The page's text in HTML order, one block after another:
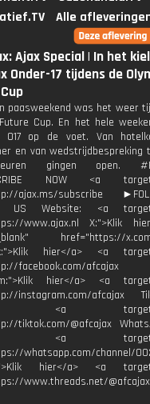
Alle
Ajax Special | In het
Onder-17 tijdens de
paasweekend was het weer
Cup. En het hele
O17 op de voet. Van
en van
gingen open.
NOW <a
ajax.ms/subscribe
US Website: <a
www.ajax.nl X:">Klik
href="https://x.com/
hier</a> <a
facebook.com/afcajax
hier</a> <a
instagram.com/afcajax
a> <a
tiktok.com/@afcajax
a> <a
whatsapp.com/channel/
hier</a> <a
www.threads.net/